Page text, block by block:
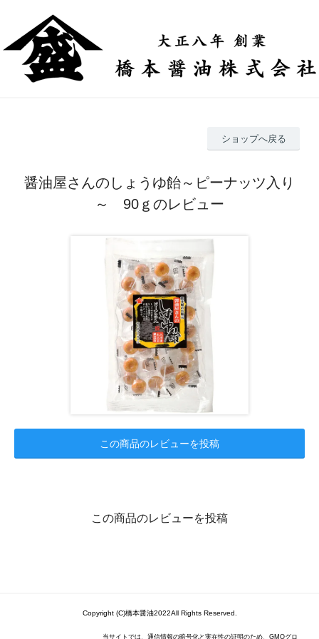
ショップへ戻る
醤油屋さんのしょうゆ飴～ピーナッツ入り
～ 90ｇのレビュー
この商品のレビューを投稿
この商品のレビューを投稿
Copyright (C)橋本醤油2022All Rights Reserved.
当サイトでは、通信情報の暗号化と実在性の証明のため、GMOグロ